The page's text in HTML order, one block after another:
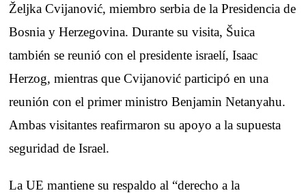
Željka Cvijanović, miembro serbia de la Presidencia de
Bosnia y Herzegovina. Durante su visita, Šuica
también se reunió con el presidente israelí, Isaac
Herzog, mientras que Cvijanović participó en una
reunión con el primer ministro Benjamin Netanyahu.
Ambas visitantes reafirmaron su apoyo a la supuesta
seguridad de Israel.
La UE mantiene su respaldo al “derecho a la